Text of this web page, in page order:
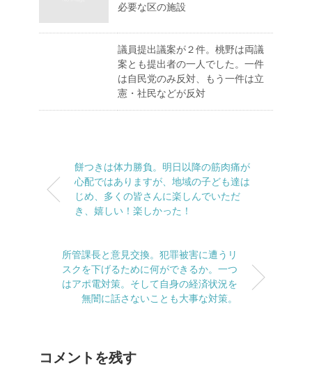
必要な区の施設
議員提出議案が２件。桃野は両議
案とも提出者の一人でした。一件
は自民党のみ反対、もう一件は立
憲・社民などが反対
餅つきは体力勝負。明日以降の筋肉痛が
心配ではありますが、地域の子ども達は
じめ、多くの皆さんに楽しんでいただ
き、嬉しい！楽しかった！
所管課長と意見交換。犯罪被害に遭うリ
スクを下げるために何ができるか。一つ
はアポ電対策。そして自身の経済状況を
無闇に話さないことも大事な対策。
コメントを残す